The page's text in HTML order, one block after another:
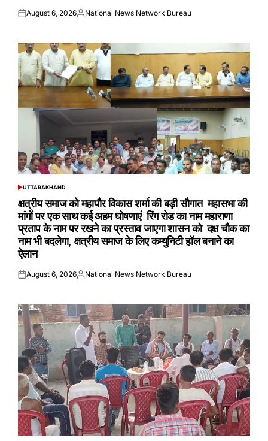
Posted
August 6, 2026Posted
National News Network Bureau
POSTED
UTTARAKHAND
क्षत्रीय समाज को महापौर विकास शर्मा की बड़ी सौगात महासभा की
मांगों पर एक साथ कई अहम घोषणाएं रिंग रोड का नाम महाराणा
प्रताप के नाम पर रखने का प्रस्ताव जाएगा शासन को दक्ष चौक का
नाम भी बदलेगा, क्षत्रीय समाज के लिए कम्युनिटी हॉल बनाने का
ऐलान
Posted
August 6, 2026Posted
National News Network Bureau